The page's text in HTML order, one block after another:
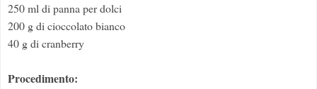
250 ml di panna per dolci
200 g di cioccolato bianco
40 g di cranberry
Procedimento: